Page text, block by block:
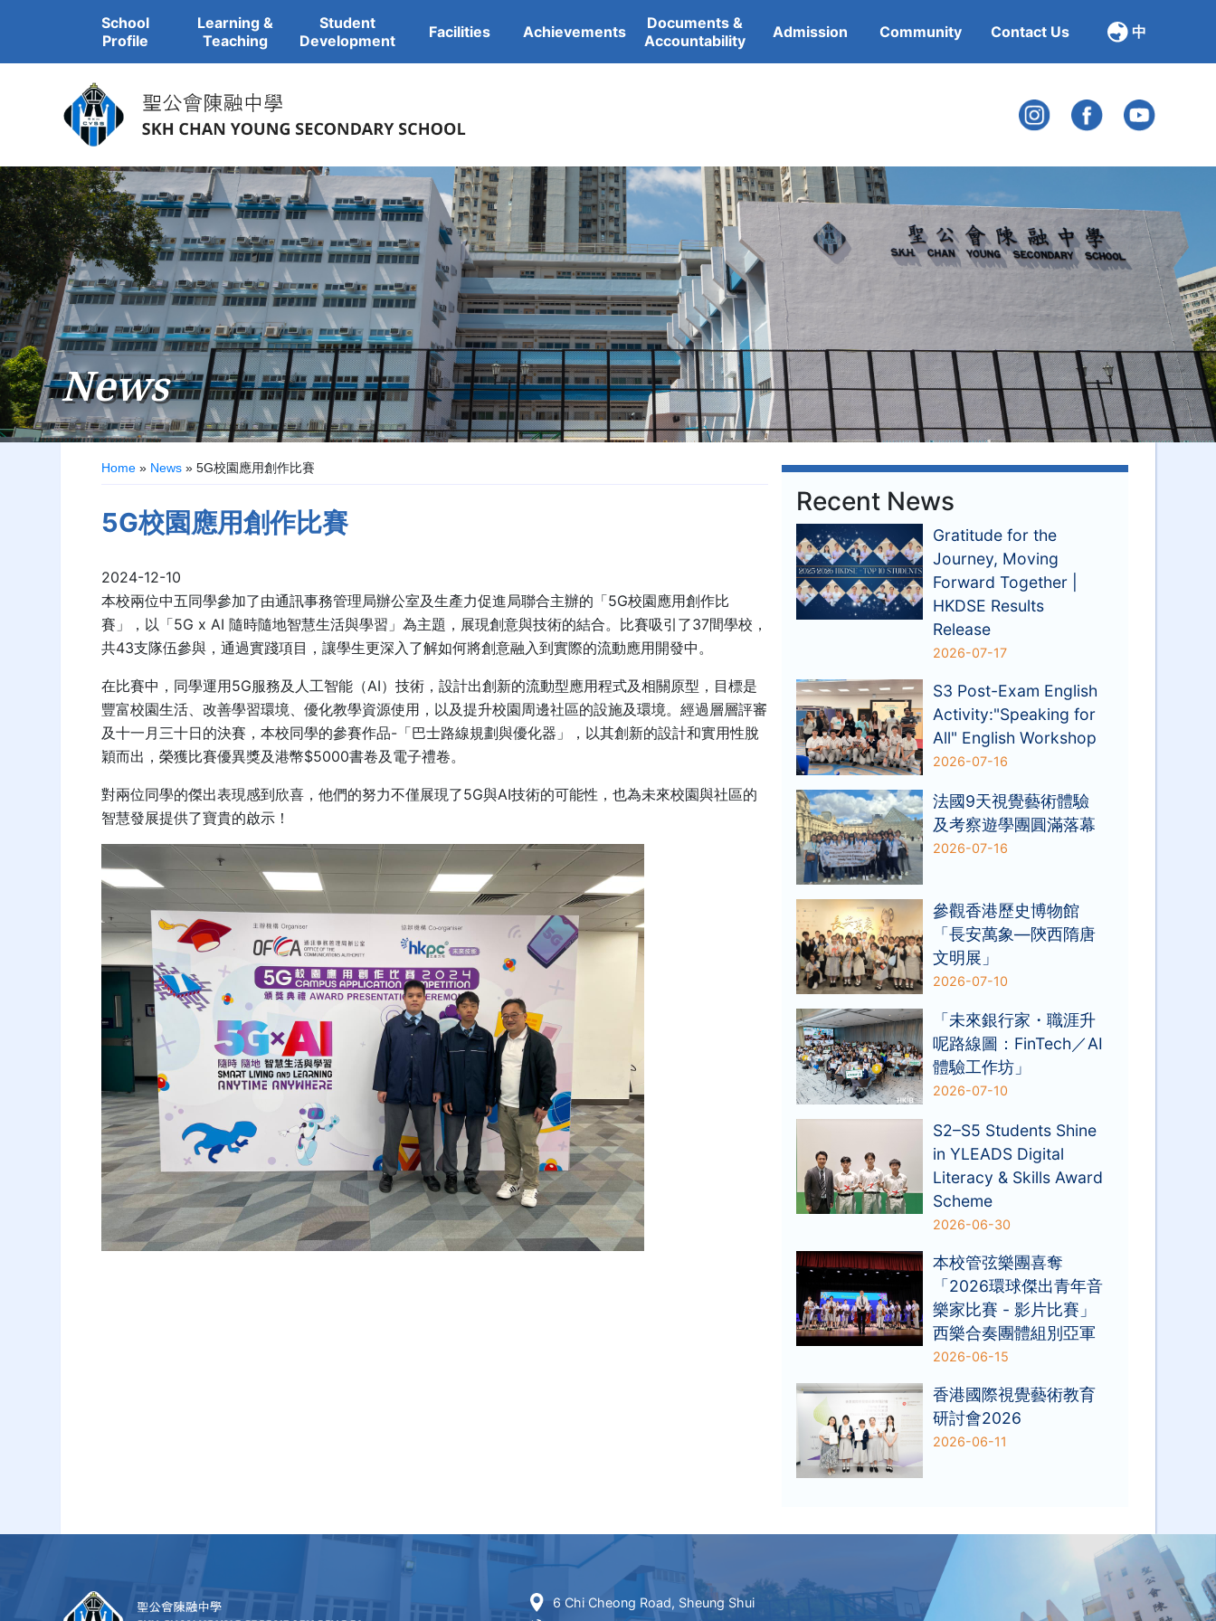
School
Profile
Learning &
Teaching
Student
Development
Facilities Achievements
Documents &
Accountability
Admission Community Contact Us 中
News
Home » News »5G校園應用創作比賽
5G校園應用創作比賽
2024-12-10
本校兩位中五同學參加了由通訊事務管理局辦公室及生產力促進局聯合主辦的「5G校園應用創作比
賽」，以「5G x AI 隨時隨地智慧生活與學習」為主題，展現創意與技術的結合。比賽吸引了37間學校，
共43支隊伍參與，通過實踐項目，讓學生更深入了解如何將創意融入到實際的流動應用開發中。
在比賽中，同學運用5G服務及人工智能（AI）技術，設計出創新的流動型應用程式及相關原型，目標是
豐富校園生活、改善學習環境、優化教學資源使用，以及提升校園周邊社區的設施及環境。經過層層評審
及十一月三十日的決賽，本校同學的參賽作品-「巴士路線規劃與優化器」，以其創新的設計和實用性脫
穎而出，榮獲比賽優異獎及港幣$5000書卷及電子禮卷。
對兩位同學的傑出表現感到欣喜，他們的努力不僅展現了5G與AI技術的可能性，也為未來校園與社區的
智慧發展提供了寶貴的啟示！
Recent News
Gratitude for the
Journey, Moving
Forward Together |
HKDSE Results
Release
2026-07-17
S3 Post-Exam English
Activity:"Speaking for
All" English Workshop
2026-07-16
法國9天視覺藝術體驗
及考察遊學團圓滿落幕
2026-07-16
參觀香港歷史博物館
「長安萬象—陝西隋唐
文明展」
2026-07-10
「未來銀行家・職涯升
呢路線圖：FinTech／AI
體驗工作坊」
2026-07-10
S2–S5 Students Shine
in YLEADS Digital
Literacy & Skills Award
Scheme
2026-06-30
本校管弦樂團喜奪
「2026環球傑出青年音
樂家比賽 - 影片比賽」
西樂合奏團體組別亞軍
2026-06-15
香港國際視覺藝術教育
研討會2026
2026-06-11
6 Chi Cheong Road, Sheung Shui